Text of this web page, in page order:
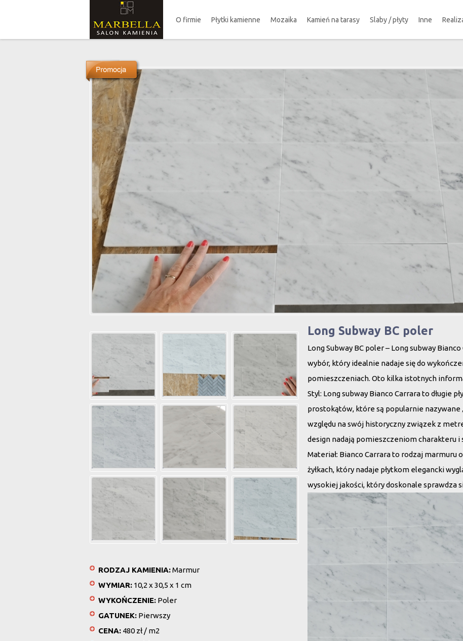
O firmie Płytki kamienne Mozaika Kamień na tarasy Slaby / płyty Inne
RODZAJ KAMIENIA:Marmur
WYMIAR: 10,2 x 30,5 x 1 cm
WYKOŃCZENIE: Poler
GATUNEK: Pierwszy
CENA: 480 zł / m2
Long Subway BC poler
Long Subway BC poler – Long subway
wybór, który idealnie nadaje się do
pomieszczeniach. Oto kilka istotnych
Styl: Long subway Bianco Carrara to długie
prostokątów, które są popularnie nazywane
względu na swój historyczny związek z
design nadają pomieszczeniom charakteru i
Materiał: Bianco Carrara to rodzaj marmuru
żyłkach, który nadaje płytkom elegancki
wysokiej jakości, który doskonale sprawdza